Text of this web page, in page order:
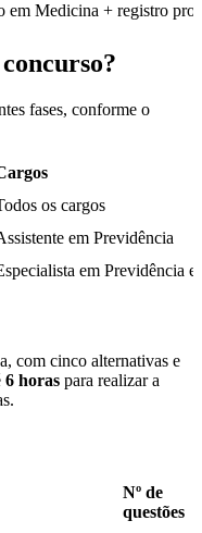
em Medicina + registro
fases, conforme o
os cargos
em Previdência
em Previdência
com cinco alternativas e
6 horas para realizar a
Nº de
questões